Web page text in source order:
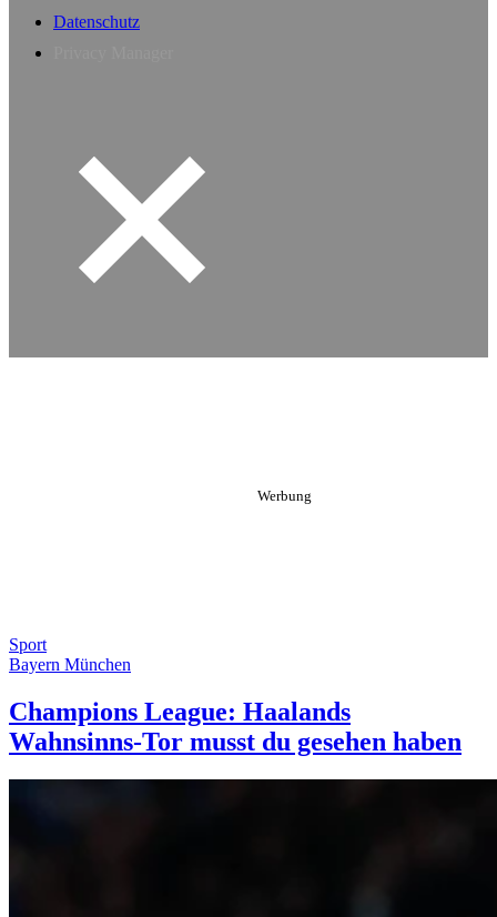
Datenschutz
Sport
Bayern München
Champions League: Haalands
Wahnsinns-Tor musst du gesehen haben